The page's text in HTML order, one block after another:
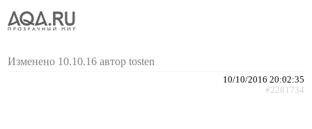
Изменено 10.10.16 автор tosten
10/10/2016 20:02:35
#2281734